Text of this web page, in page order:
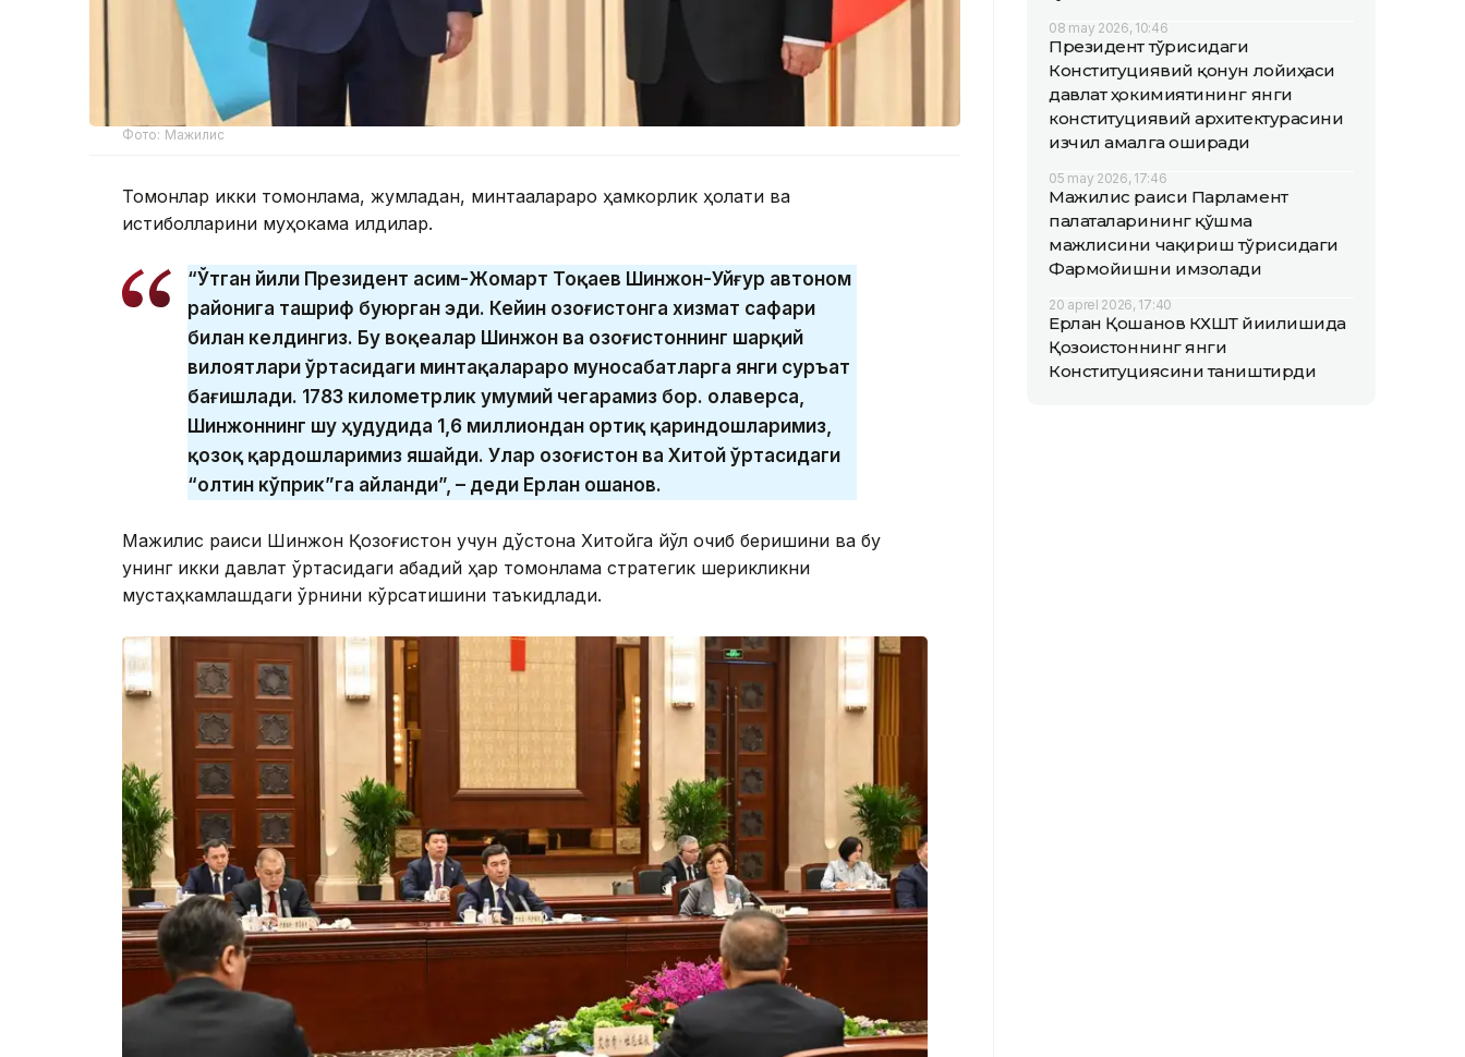
Фото: Мажилис
Томонлар икки томонлама, жумладан, минтақалараро ҳамкорлик ҳолати ва
истиқболларини муҳокама қилдилар.
“Ўтган йили Президент Қасим-Жомарт Тоқаев Шинжон-Уйғур автоном
районига ташриф буюрган эди. Кейин Қозоғистонга хизмат сафари
билан келдингиз. Бу воқеалар Шинжон ва Қозоғистоннинг шарқий
вилоятлари ўртасидаги минтақалараро муносабатларга янги суръат
бағишлади. 1783 километрлик умумий чегарамиз бор. Қолаверса,
Шинжоннинг шу ҳудудида 1,6 миллиондан ортиқ қариндошларимиз,
қозоқ қардошларимиз яшайди. Улар Қозоғистон ва Хитой ўртасидаги
“олтин кўприк”га айланди”, – деди Ерлан Қошанов.
Мажилис раиси Шинжон Қозоғистон учун дўстона Хитойга йўл очиб беришини ва бу
унинг икки давлат ўртасидаги абадий ҳар томонлама стратегик шерикликни
мустаҳкамлашдаги ўрнини кўрсатишини таъкидлади.
08 may 2026, 10:46
Президент тўғрисидаги
Конституциявий қонун лойиҳаси
давлат ҳокимиятининг янги
конституциявий архитектурасини
изчил амалга оширади
05 may 2026, 17:46
Мажилис раиси Парламент
палаталарининг қўшма
мажлисини чақириш тўғрисидаги
Фармойишни имзолади
20 aprel 2026, 17:40
Ерлан Қошанов КХШТ йиғилишида
Қозоғистоннинг янги
Конституциясини таништирди